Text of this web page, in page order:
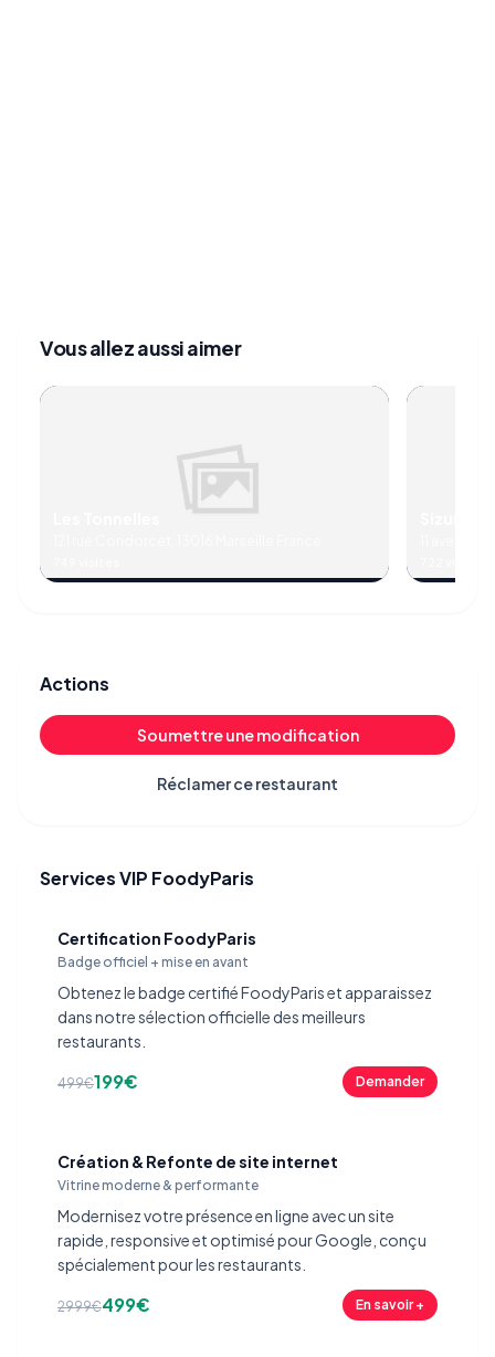
Vous allez aussi aimer
Actions
Soumettre une modification
Réclamer ce restaurant
Services VIP FoodyParis
Certification FoodyParis
Badge officiel + mise en avant
Obtenez le badge certifié FoodyParis et apparaissez
dans notre sélection officielle des meilleurs
restaurants.
499€199€ Demander
Création & Refonte de site internet
Vitrine moderne & performante
Modernisez votre présence en ligne avec un site
rapide, responsive et optimisé pour Google, conçu
spécialement pour les restaurants.
2999€499€ En savoir +